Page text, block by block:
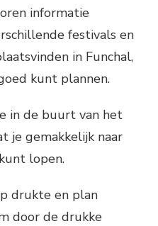
informatie
festivals en
in Funchal,
kunt plannen.
in de buurt van het
je gemakkelijk naar
lopen.
drukte en plan
door de drukke